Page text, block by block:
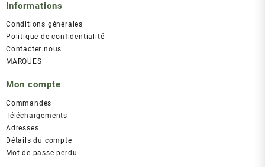
Informations
Conditions générales
Politique de confidentialité
Contacter nous
MARQUES
Mon compte
Commandes
Téléchargements
Adresses
Détails du compte
Mot de passe perdu